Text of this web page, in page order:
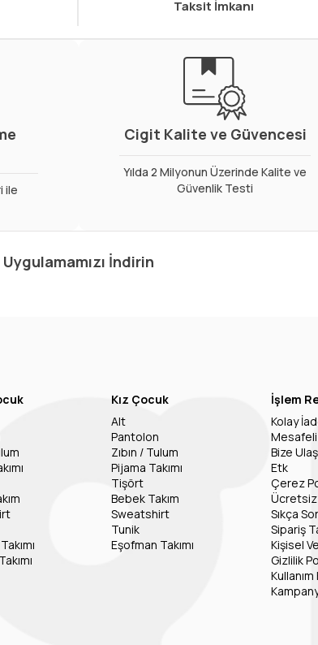
Taksit İmkanı
ile
Cigit Kalite ve Güvencesi
Yılda 2 Milyonun Üzerinde Kalite ve
Güvenlik Testi
Uygulamamızı İndirin
Kız Çocuk
Alt
Pantolon
Zıbın / Tulum
Pijama Takımı
Tişört
Bebek Takım
Sweatshirt
Tunik
Eşofman Takımı
İşlem
Kolay
Mesafeli
Bize
Etk
Çerez
Sıkça
Sipariş
Kişisel
Gizlilik
Kullanım